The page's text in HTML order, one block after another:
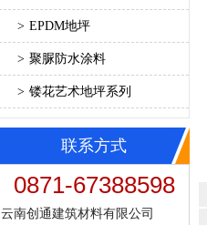
> EPDM地坪
> 聚脲防水涂料
> 镂花艺术地坪系列
联系方式
0871-67388598
云南创通建筑材料有限公司